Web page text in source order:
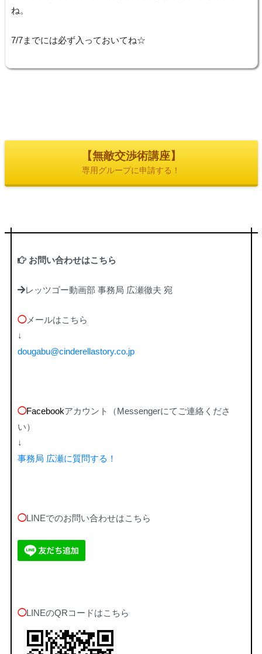
ね。
7/7までには必ず入っておいてね☆
【無敵交渉術講座】
専用グループに申請する！
お問い合わせはこちら
レッツゴー動画部 事務局 広瀬徹夫 宛
◯メールはこちら
↓
dougabu@cinderellastory.co.jp
◯Facebookアカウント（Messengerにてご連絡くださ
い）
↓
事務局 広瀬に質問する！
◯LINEでのお問い合わせはこちら
◯LINEのQRコードはこちら